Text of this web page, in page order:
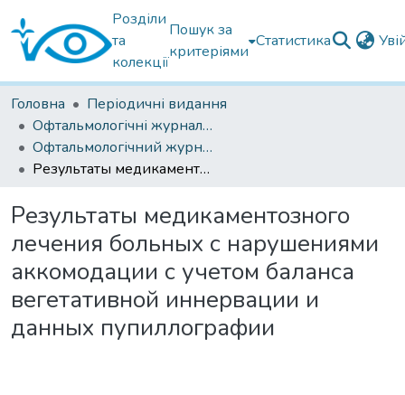
Розділи
та
колекції
Пошук за
критеріями
Статистика
Головна
Періодичні видання
Офтальмологічні журнали українські
Офтальмологічний журнал 2018
Результаты медикаментозного лечения больных с нарушениями аккомодации с учетом баланса вегетативной иннервации и данных пупиллографии
Результаты медикаментозного
лечения больных с нарушениями
аккомодации с учетом баланса
вегетативной иннервации и
данных пупиллографии